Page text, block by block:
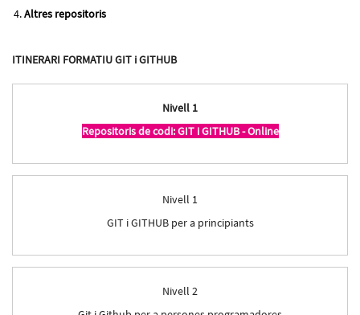
Altres repositoris
ITINERARI FORMATIU GIT i GITHUB
Nivell 1
Repositoris de codi: GIT i GITHUB - Online
Nivell 1
GIT i GITHUB per a principiants
Nivell 2